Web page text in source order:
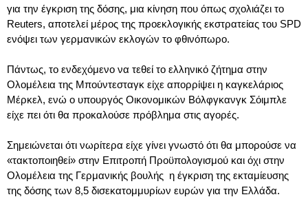
για την έγκριση της δόσης, μια κίνηση που όπως σχολιάζει το
Reuters, αποτελεί μέρος της προεκλογικής εκστρατείας του SPD
ενόψει των γερμανικών εκλογών το φθινόπωρο.
Πάντως, το ενδεχόμενο να τεθεί το ελληνικό ζήτημα στην
Ολομέλεια της Μπούντεσταγκ είχε απορρίψει η καγκελάριος
Μέρκελ, ενώ ο υπουργός Οικονομικών Βόλφγκανγκ Σόιμπλε
είχε πει ότι θα προκαλούσε πρόβλημα στις αγορές.
Σημειώνεται ότι νωρίτερα είχε γίνει γνωστό ότι θα μπορούσε να
«τακτοποιηθεί» στην Επιτροπή Προϋπολογισμού και όχι στην
Ολομέλεια της Γερμανικής βουλής η έγκριση της εκταμίευσης
της δόσης των 8,5 δισεκατομμυρίων ευρών για την Ελλάδα.